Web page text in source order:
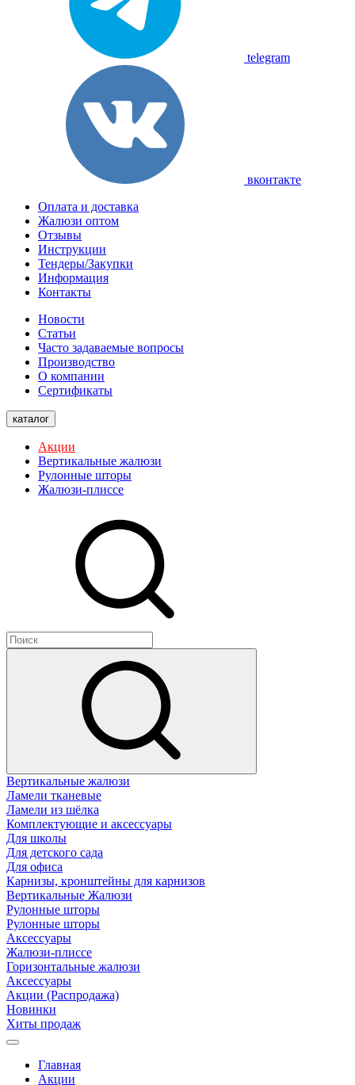
telegram
вконтакте
Оплата и доставка
Жалюзи оптом
Отзывы
Инструкции
Тендеры/Закупки
Информация
Контакты
Новости
Статьи
Часто задаваемые вопросы
Производство
О компании
Сертификаты
каталог
Акции
Вертикальные жалюзи
Рулонные шторы
Жалюзи-плиссе
Вертикальные жалюзи
Ламели тканевые
Ламели из шёлка
Комплектующие и аксессуары
Для школы
Для детского сада
Для офиса
Карнизы, кронштейны для карнизов
Вертикальные Жалюзи
Рулонные шторы
Рулонные шторы
Аксессуары
Жалюзи-плиссе
Горизонтальные жалюзи
Аксессуары
Акции (Распродажа)
Новинки
Хиты продаж
Главная
Акции